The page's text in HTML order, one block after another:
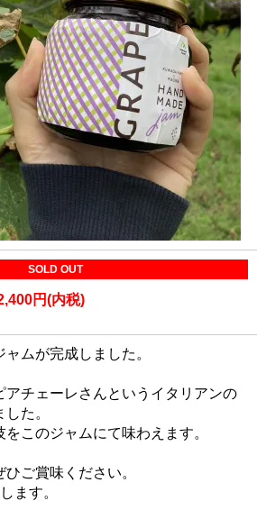
SOLD OUT
円(内税)
ムが完成しました。
アチェーレさんというイタリアンの
た。
このジャムにて味わえます。
ご賞味ください。
ます。